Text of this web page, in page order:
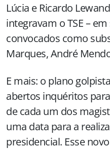
Lúcia e Ricardo
integravam o TSE –
convocados como
Marques, André
E mais: o plano
abertos inquéritos
de cada um dos
uma data para a
presidencial. Esse